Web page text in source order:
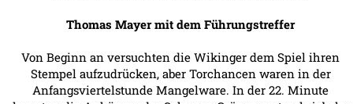
Thomas Mayer mit dem Führungstreffer
Von Beginn an versuchten die Wikinger dem Spiel ihren
Stempel aufzudrücken, aber Torchancen waren in der
Anfangsviertelstunde Mangelware. In der 22. Minute